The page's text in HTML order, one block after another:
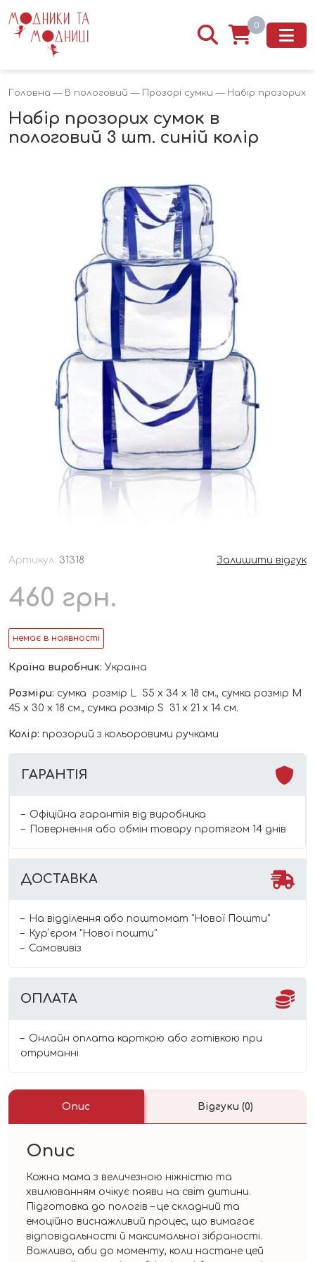
0
Головна — В пологовий — Прозорі сумки — Набір прозорих
Набір прозорих сумок в
пологовий 3 шт. синій колір
Артикул: 31318 Залишити відгук
460 грн.
немає в наявності
Країна виробник: Україна
Розміри: сумка розмір L 55 х 34 х 18 см., сумка розмір М
45 х 30 х 18 см., сумка розмір S 31 х 21 х 14 см.
Колір: прозорий з кольоровими ручками
ГАРАНТІЯ
Офіційна гарантія від виробника
Повернення або обмін товару протягом 14 днів
ДОСТАВКА
На відділення або поштомат "Нової Пошти"
Курʼєром "Нової пошти"
Самовивіз
ОПЛАТА
Онлайн оплата карткою або готівкою при
отриманні
Опис Відгуки (0)
Опис
Кожна мама з величезною ніжністю та
хвилюванням очікує появи на світ дитини.
Підготовка до пологів – це складний та
емоційно виснажливий процес, що вимагає
відповідальності й максимальної зібраності.
Важливо, аби до моменту, коли настане цей